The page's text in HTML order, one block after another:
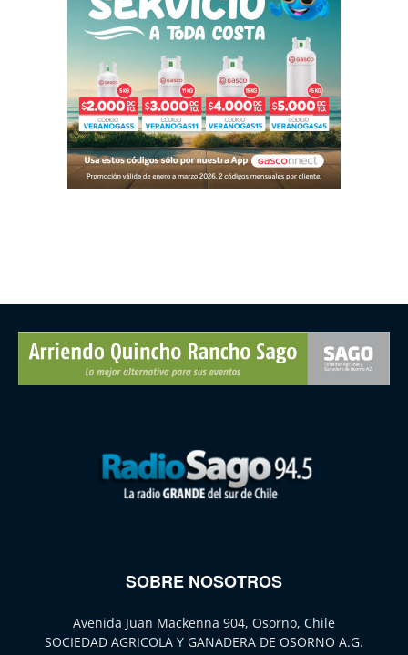
SOBRE NOSOTROS
Avenida Juan Mackenna 904, Osorno, Chile
SOCIEDAD AGRICOLA Y GANADERA DE OSORNO A.G.